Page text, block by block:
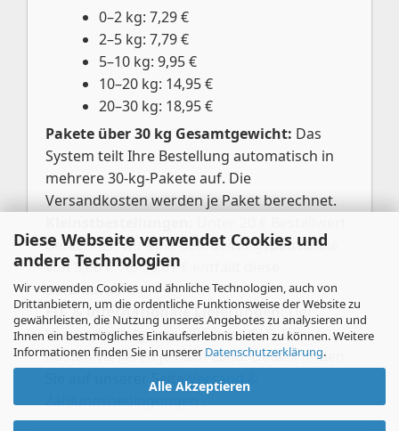
Diese Webseite verwendet Cookies und
andere Technologien
Wir verwenden Cookies und ähnliche Technologien, auch von
Drittanbietern, um die ordentliche Funktionsweise der Website zu
gewährleisten, die Nutzung unseres Angebotes zu analysieren und
Ihnen ein bestmögliches Einkaufserlebnis bieten zu können. Weitere
Informationen finden Sie in unserer Datenschutzerklärung.
Alle Akzeptieren
0–2 kg: 7,29 €
2–5 kg: 7,79 €
5–10 kg: 9,95 €
10–20 kg: 14,95 €
20–30 kg: 18,95 €
Pakete über 30 kg Gesamtgewicht: Das
System teilt Ihre Bestellung automatisch in
mehrere 30-kg-Pakete auf. Die
Versandkosten werden je Paket berechnet.
berechnen wir eine Bearbeitungspauschale
von 3,00 €. Ab 20,01 € entfällt diese
automatisch.
EU- & internationale Lieferungen:Der
Versand erfolgt per UPS oder GLS. Die
Kosten variieren je nach Land. Details finden
Sie auf unserer Seite Versand &
Zahlungsbedingungen.